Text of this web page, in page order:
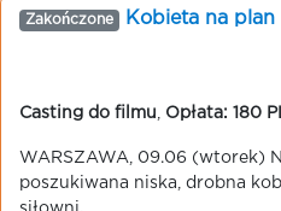
Zakończone Kobieta na plan
Casting do filmu Opłata: 180
WARSZAWA, 09.06 (wtorek)
poszukiwana niska, drobna